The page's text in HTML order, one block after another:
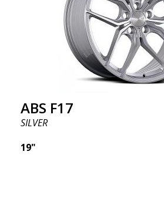
ABS F17
SILVER
19"